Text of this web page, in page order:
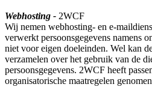
Webhosting - 2WCF
Wij nemen webhosting- en e-
verwerkt persoonsgegevens namens
niet voor eigen doeleinden. Wel kan
verzamelen over het gebruik van de
persoonsgegevens. 2WCF heeft
organisatorische maatregelen